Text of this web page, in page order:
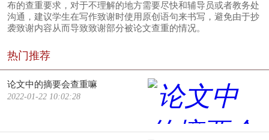
布的查重要求，对于不理解的地方需要尽快和辅导员或者教务处
沟通，建议学生在写作致谢时使用原创语句来书写，避免由于抄
袭致谢内容从而导致致谢部分被论文查重的情况。
热门推荐
论文中的摘要会查重嘛
2022-01-22 10:02:28